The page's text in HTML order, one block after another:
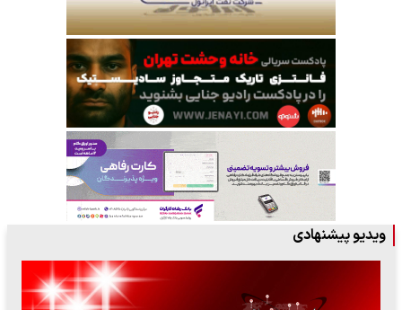
ویدیو پیشنهادی